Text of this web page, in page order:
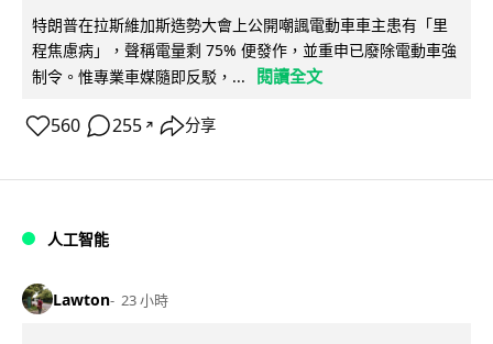
特朗普在拉斯維加斯造勢大會上公開嘲諷電動車車主患有「里
程焦慮病」，聲稱電量剩 75% 便發作，並重申已廢除電動車強
制令。惟專業車媒隨即反駁，...
閱讀全文
560 255 ↗ 分享
人工智能
Lawton 23 小時